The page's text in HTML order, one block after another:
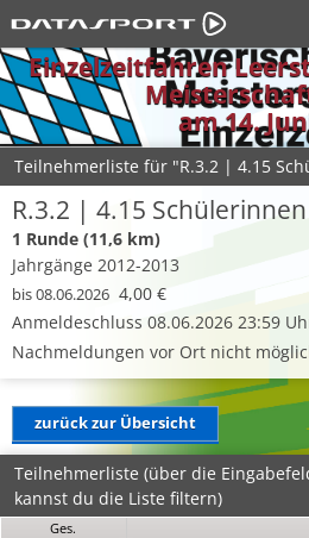
Einzelzeitfahren
am 14.
Teilnehmerliste für "R.3.2 | 4.15
R.3.2 | 4.15
1 Runde (11,6 km)
Jahrgänge 2012-2013
bis 08.06.2026 4,00 €
Anmeldeschluss 08.06.2026 23:59
Nachmeldungen vor Ort nicht
zurück zur Übersicht
Teilnehmerliste (über die
kannst du die Liste filtern)
Ges.